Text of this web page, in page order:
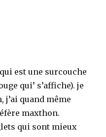
est une surcouche
qui’ s’affiche). je
j’ai quand même
maxthon.
qui sont mieux